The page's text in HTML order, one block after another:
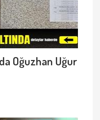
Oğuzhan Uğur